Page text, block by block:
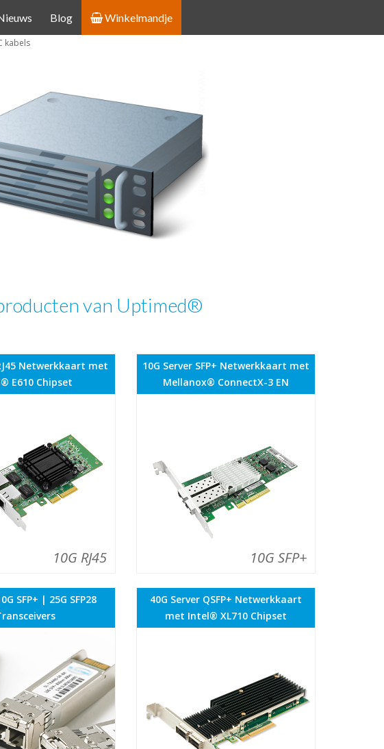
Blog Winkelmandje
kabels
van Uptimed®
Netwerkkaart met
E610 Chipset
10G RJ45
10G Server SFP+ Netwerkkaart met
Mellanox® ConnectX-3 EN
10G SFP+
SFP+ | 25G SFP28
40G Server QSFP+ Netwerkkaart
met Intel® XL710 Chipset